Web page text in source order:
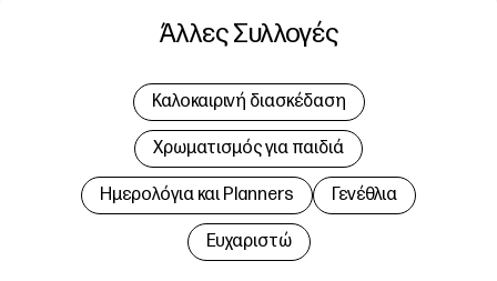
Άλλες Συλλογές
Καλοκαιρινή διασκέδαση
Χρωματισμός για παιδιά
Hμερολόγια και Planners Γενέθλια
Ευχαριστώ